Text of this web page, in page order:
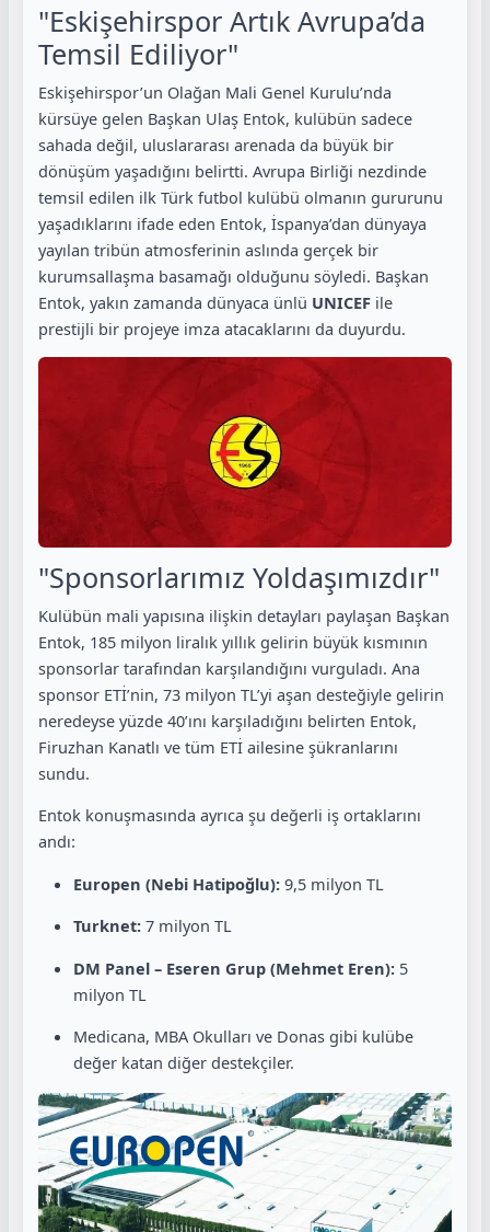
"Eskişehirspor Artık Avrupa’da
Temsil Ediliyor"
Eskişehirspor’un Olağan Mali Genel Kurulu’nda
kürsüye gelen Başkan Ulaş Entok, kulübün sadece
sahada değil, uluslararası arenada da büyük bir
dönüşüm yaşadığını belirtti. Avrupa Birliği nezdinde
temsil edilen ilk Türk futbol kulübü olmanın gururunu
yaşadıklarını ifade eden Entok, İspanya’dan dünyaya
yayılan tribün atmosferinin aslında gerçek bir
kurumsallaşma basamağı olduğunu söyledi. Başkan
Entok, yakın zamanda dünyaca ünlü UNICEF ile
prestijli bir projeye imza atacaklarını da duyurdu.
"Sponsorlarımız Yoldaşımızdır"
Kulübün mali yapısına ilişkin detayları paylaşan Başkan
Entok, 185 milyon liralık yıllık gelirin büyük kısmının
sponsorlar tarafından karşılandığını vurguladı. Ana
sponsor ETİ’nin, 73 milyon TL’yi aşan desteğiyle gelirin
neredeyse yüzde 40’ını karşıladığını belirten Entok,
Firuzhan Kanatlı ve tüm ETİ ailesine şükranlarını
sundu.
Entok konuşmasında ayrıca şu değerli iş ortaklarını
andı:
Europen (Nebi Hatipoğlu): 9,5 milyon TL
Turknet: 7 milyon TL
DM Panel – Eseren Grup (Mehmet Eren): 5
milyon TL
Medicana, MBA Okulları ve Donas gibi kulübe
değer katan diğer destekçiler.